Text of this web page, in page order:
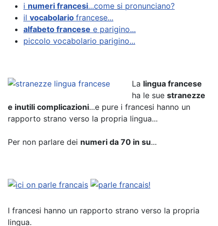
i numeri francesi...come si pronunciano?
il vocabolario francese...
alfabeto francese e parigino...
piccolo vocabolario parigino...
La lingua francese
ha le sue stranezze
e inutili complicazioni...e pure i francesi hanno un
rapporto strano verso la propria lingua...
Per non parlare dei numeri da 70 in su...
I francesi hanno un rapporto strano verso la propria
lingua.